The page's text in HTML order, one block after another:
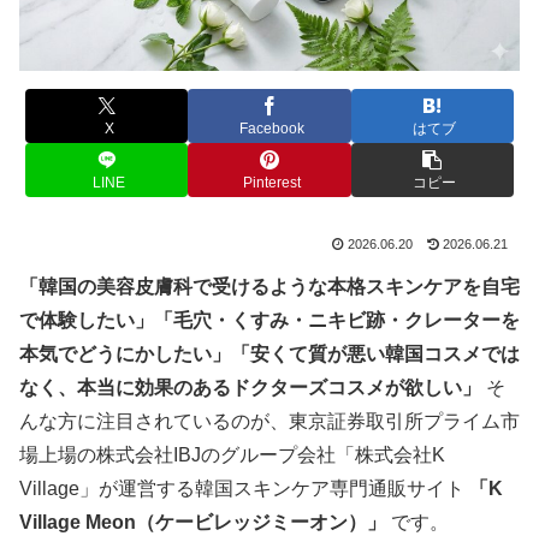
X Facebook はてブ
LINE Pinterest コピー
2026.06.20 2026.06.21
「韓国の美容皮膚科で受けるような本格スキンケアを自宅
で体験したい」「毛穴・くすみ・ニキビ跡・クレーターを
本気でどうにかしたい」「安くて質が悪い韓国コスメでは
なく、本当に効果のあるドクターズコスメが欲しい」
そ
んな方に注目されているのが、東京証券取引所プライム市
場上場の株式会社IBJのグループ会社「株式会社K
Village」が運営する韓国スキンケア専門通販サイト
「K
Village Meon（ケービレッジミーオン）」
です。